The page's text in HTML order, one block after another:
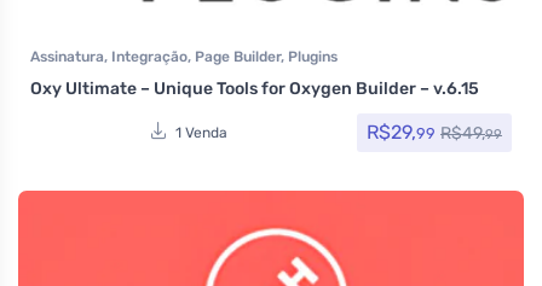
Assinatura, Integração, Page Builder, Plugins
Oxy Ultimate – Unique Tools for Oxygen Builder – v.6.15
1 Venda R$29,99 R$49,99